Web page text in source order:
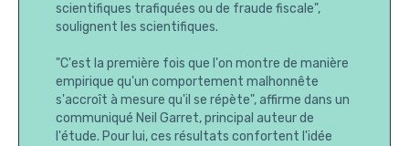
scientifiques trafiquées ou de fraude fiscale",
soulignent les scientifiques.
"C'est la première fois que l'on montre de manière
empirique qu'un comportement malhonnête
s'accroît à mesure qu'il se répète", affirme dans un
communiqué Neil Garret, principal auteur de
l'étude. Pour lui, ces résultats confortent l'idée